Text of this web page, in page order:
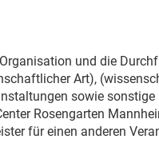
und die
Art),
sowie
Rosengarten
für einen anderen